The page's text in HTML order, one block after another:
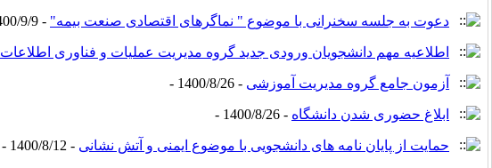
دعوت به جلسه سخنرانی با موضوع " نماگرهای اقتصادی صنعت بیمه" - 1400/9/9 -
اطلاعیه مهم دانشجویان ورودی جدید گروه مدیریت عملیات و فناوری اطلاعات
آزمون جامع گروه مدیریت آموزشی - 1400/8/26 -
ابلاغ حضوری شدن دانشگاه - 1400/8/26 -
حمایت از پایان نامه های دانشجویی با موضوع ایمنی و آتش نشانی - 1400/8/12 -